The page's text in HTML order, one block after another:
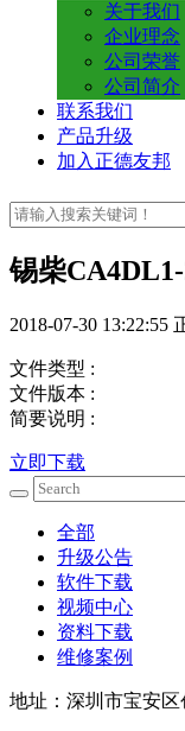
关于我们
企业理念
公司荣誉
公司简介
联系我们
产品升级
加入正德友邦
锡柴
2018-07-30 13:22:55
文件类型 :
文件版本 :
简要说明 :
立即下载
全部
升级公告
软件下载
视频中心
资料下载
维修案例
地址：深圳市宝安